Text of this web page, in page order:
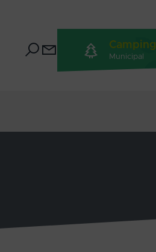
Camping
Municipal